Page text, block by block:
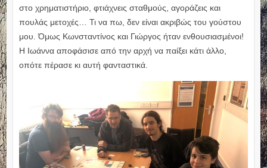
στο χρηματιστήριο, φτιάχνεις σταθμούς, αγοράζεις και
πουλάς μετοχές… Τι να πω, δεν είναι ακριβώς του γούστου
μου. Όμως Κωνσταντίνος και Γιώργος ήταν ενθουσιασμένοι!
Η Ιωάννα αποφάσισε από την αρχή να παίξει κάτι άλλο,
οπότε πέρασε κι αυτή φανταστικά.